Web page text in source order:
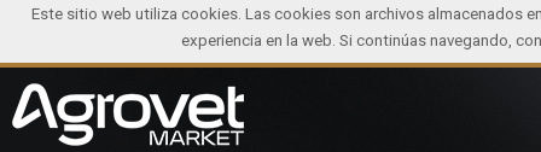
Este sitio web utiliza cookies. Las cookies son archivos almacenados
experiencia en la web. Si continúas navegando,